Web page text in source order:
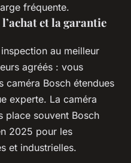
fréquente.
et la garantie
au meilleur
agréés : vous
caméra Bosch étendues
experte. La caméra
place souvent Bosch
2025 pour les
et industrielles.